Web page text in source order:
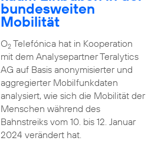
bundesweiten
Mobilität
O2Telefónica hat in Kooperation
mit dem Analysepartner Teralytics
AG auf Basis anonymisierter und
aggregierter Mobilfunkdaten
analysiert, wie sich die Mobilität der
Menschen während des
Bahnstreiks vom 10. bis 12. Januar
2024 verändert hat.